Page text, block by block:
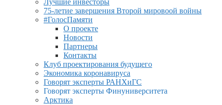
Лучшие инвесторы
75-летие завершения Второй мировоой войны
#ГолосПамяти
О проекте
Новости
Партнеры
Контакты
Клуб проектирования будущего
Экономика коронавируса
Говорят эксперты РАНХиГС
Говорят эксперты Финуниверситета
Арктика